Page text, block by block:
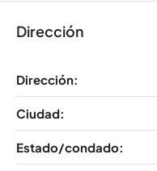
Dirección
Dirección:
Ciudad:
Estado/condado: